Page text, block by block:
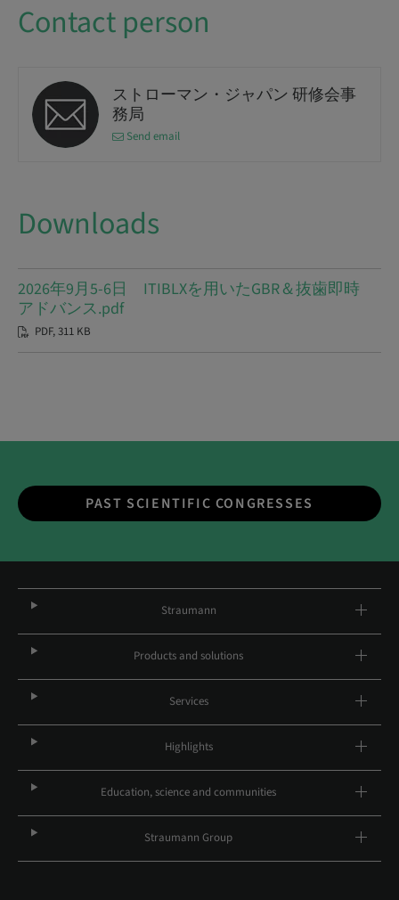
Contact person
ストローマン・ジャパン 研修会事
務局
Send email
Downloads
2026年9月5-6日 ITIBLXを用いたGBR＆抜歯即時
アドバンス.pdf
PDF, 311 KB
PAST SCIENTIFIC CONGRESSES
Straumann
Products and solutions
Services
Highlights
Education, science and communities
Straumann Group